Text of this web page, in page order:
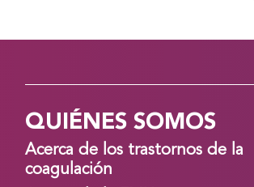
QUIÉNES SOMOS
Acerca de los trastornos de la
coagulación